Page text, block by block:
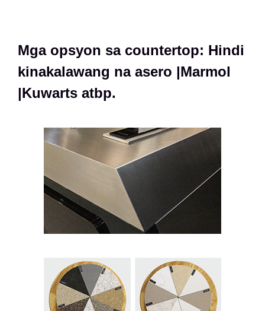
Mga opsyon sa countertop: Hindi
kinakalawang na asero |Marmol
|Kuwarts atbp.